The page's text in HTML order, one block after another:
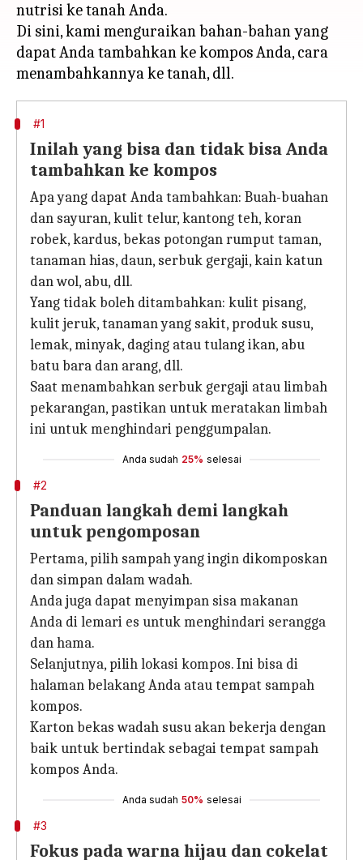
nutrisi ke tanah Anda.
Di sini, kami menguraikan bahan-bahan yang
dapat Anda tambahkan ke kompos Anda, cara
#1
Inilah yang bisa dan tidak bisa Anda
tambahkan ke kompos
Apa yang dapat Anda tambahkan: Buah-buahan
dan sayuran, kulit telur, kantong teh, koran
robek, kardus, bekas potongan rumput taman,
tanaman hias, daun, serbuk gergaji, kain katun
dan wol, abu, dll.
Yang tidak boleh ditambahkan: kulit pisang,
kulit jeruk, tanaman yang sakit, produk susu,
lemak, minyak, daging atau tulang ikan, abu
batu bara dan arang, dll.
Saat menambahkan serbuk gergaji atau limbah
pekarangan, pastikan untuk meratakan limbah
ini untuk menghindari penggumpalan.
Anda sudah 25% selesai
#2
Panduan langkah demi langkah
untuk pengomposan
Pertama, pilih sampah yang ingin dikomposkan
dan simpan dalam wadah.
Anda juga dapat menyimpan sisa makanan
Anda di lemari es untuk menghindari serangga
dan hama.
Selanjutnya, pilih lokasi kompos. Ini bisa di
halaman belakang Anda atau tempat sampah
kompos.
Karton bekas wadah susu akan bekerja dengan
baik untuk bertindak sebagai tempat sampah
kompos Anda.
Anda sudah 50% selesai
#3
Fokus pada warna hijau dan cokelat